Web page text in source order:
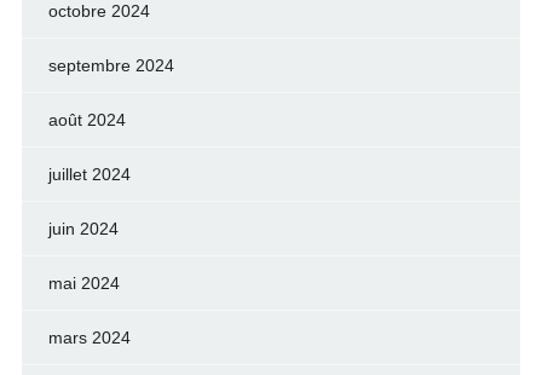
octobre 2024
septembre 2024
août 2024
juillet 2024
juin 2024
mai 2024
mars 2024